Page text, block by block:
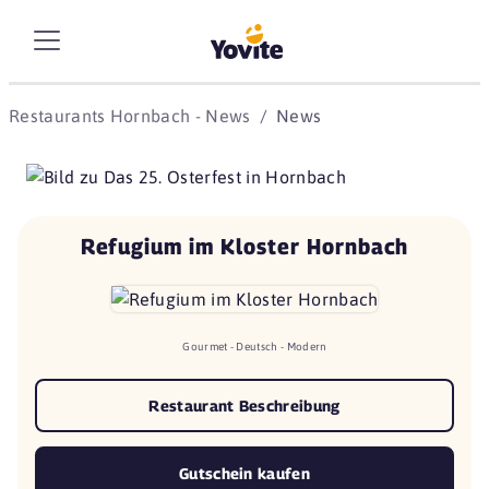
Restaurants Hornbach - News News
Refugium im Kloster Hornbach
Gourmet - Deutsch - Modern
Restaurant Beschreibung
Gutschein kaufen